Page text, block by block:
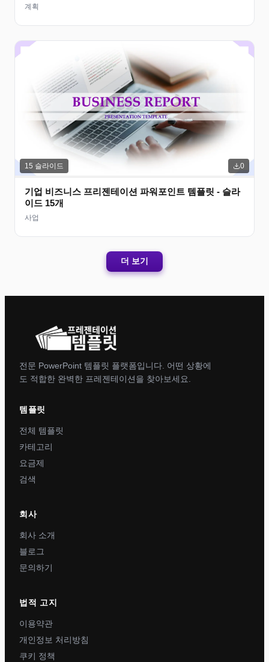
계획
15 슬라이드 0
기업 비즈니스 프리젠테이션 파워포인트 템플릿 - 슬라
이드 15개
사업
더 보기
전문 PowerPoint 템플릿 플랫폼입니다. 어떤 상황에
도 적합한 완벽한 프레젠테이션을 찾아보세요.
템플릿
전체 템플릿
카테고리
요금제
검색
회사
회사 소개
블로그
문의하기
법적 고지
이용약관
개인정보 처리방침
쿠키 정책